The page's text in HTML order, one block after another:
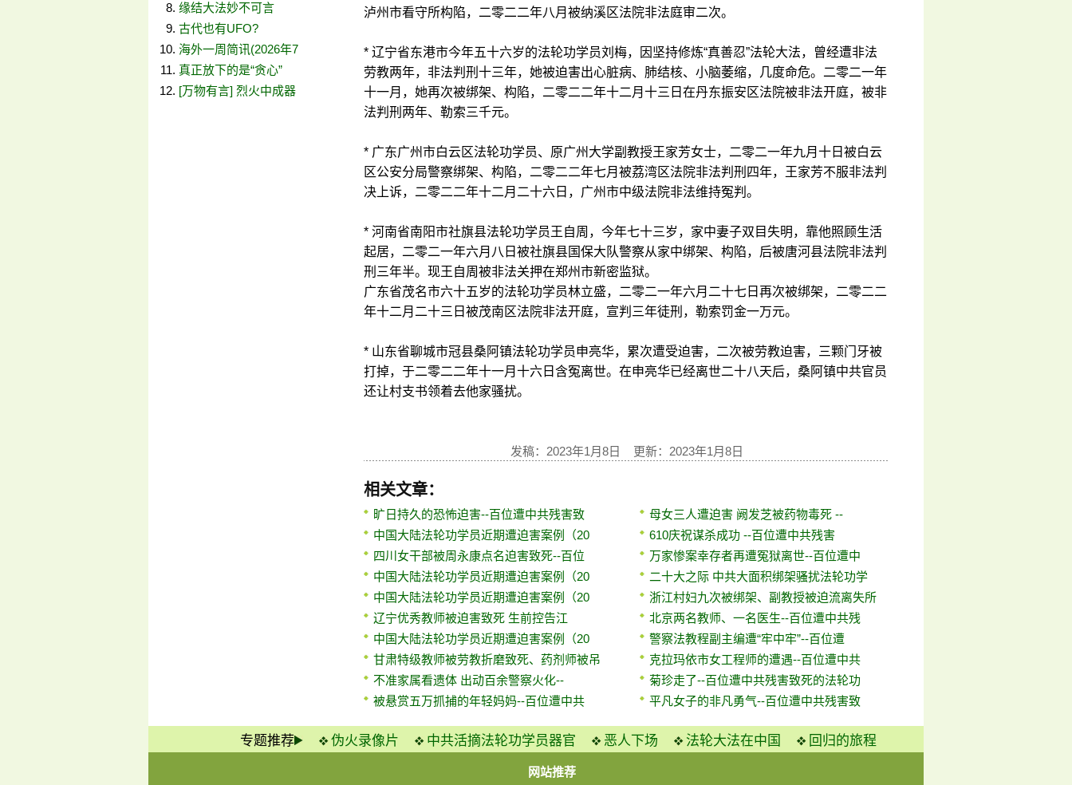
缘结大法妙不可言
古代也有UFO?
海外一周简讯(2026年7
真正放下的是“贪心”
[万物有言] 烈火中成器
泸州市看守所构陷，二零二二年八月被纳溪区法院非法庭审二次。
* 辽宁省东港市今年五十六岁的法轮功学员刘梅，因坚持修炼“真善忍”法轮大法，曾经遭非法
劳教两年，非法判刑十三年，她被迫害出心脏病、肺结核、小脑萎缩，几度命危。二零二一年
十一月，她再次被绑架、构陷，二零二二年十二月十三日在丹东振安区法院被非法开庭，被非
法判刑两年、勒索三千元。
* 广东广州市白云区法轮功学员、原广州大学副教授王家芳女士，二零二一年九月十日被白云
区公安分局警察绑架、构陷，二零二二年七月被荔湾区法院非法判刑四年，王家芳不服非法判
决上诉，二零二二年十二月二十六日，广州市中级法院非法维持冤判。
* 河南省南阳市社旗县法轮功学员王自周，今年七十三岁，家中妻子双目失明，靠他照顾生活
起居，二零二一年六月八日被社旗县国保大队警察从家中绑架、构陷，后被唐河县法院非法判
刑三年半。现王自周被非法关押在郑州市新密监狱。
广东省茂名市六十五岁的法轮功学员林立盛，二零二一年六月二十七日再次被绑架，二零二二
年十二月二十三日被茂南区法院非法开庭，宣判三年徒刑，勒索罚金一万元。
* 山东省聊城市冠县桑阿镇法轮功学员申亮华，累次遭受迫害，二次被劳教迫害，三颗门牙被
打掉，于二零二二年十一月十六日含冤离世。在申亮华已经离世二十八天后，桑阿镇中共官员
还让村支书领着去他家骚扰。
发稿：2023年1月8日 更新：2023年1月8日
相关文章：
旷日持久的恐怖迫害--百位遭中共残害致
中国大陆法轮功学员近期遭迫害案例（20
四川女干部被周永康点名迫害致死--百位
中国大陆法轮功学员近期遭迫害案例（20
中国大陆法轮功学员近期遭迫害案例（20
辽宁优秀教师被迫害致死 生前控告江
中国大陆法轮功学员近期遭迫害案例（20
甘肃特级教师被劳教折磨致死、药剂师被吊
不准家属看遗体 出动百余警察火化--
被悬赏五万抓捕的年轻妈妈--百位遭中共
母女三人遭迫害 阙发芝被药物毒死 --
610庆祝谋杀成功 --百位遭中共残害
万家惨案幸存者再遭冤狱离世--百位遭中
二十大之际 中共大面积绑架骚扰法轮功学
浙江村妇九次被绑架、副教授被迫流离失所
北京两名教师、一名医生--百位遭中共残
警察法教程副主编遭“牢中牢”--百位遭
克拉玛依市女工程师的遭遇--百位遭中共
菊珍走了--百位遭中共残害致死的法轮功
平凡女子的非凡勇气--百位遭中共残害致
专题推荐 伪火录像片 中共活摘法轮功学员器官 恶人下场 法轮大法在中国 回归的旅程
网站推荐